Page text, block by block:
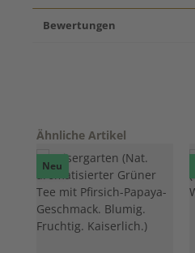
Bewertungen
Produktgalerie überspringen
Ähnliche Artikel
Neu